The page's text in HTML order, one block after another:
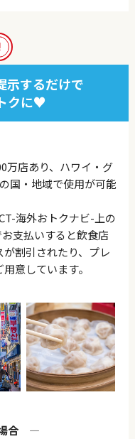
示するだけで
クに♥
万店あり、ハワイ・グ
国・地域で使用が可能
海外おトクナビ-上の
支払いすると飲食店
割引されたり、プレ
意しています。
合―